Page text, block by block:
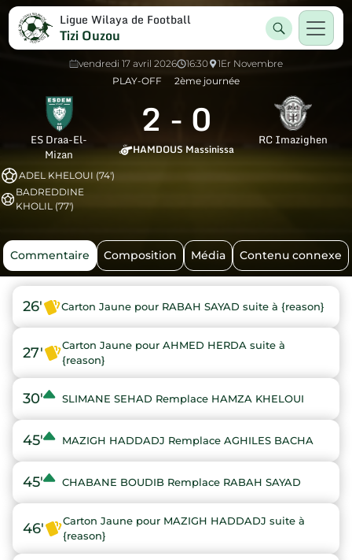
Ligue Wilaya de Football
Tizi Ouzou
vendredi 17 avril 2026 16:30
1Er Novembre
PLAY-OFF
2ème journée
ES Draa-El-
Mizan
2 - 0
HAMDOUS Massinissa
RC Imazighen
ADEL KHELOUI (74')
BADREDDINE
KHOLIL (77')
Commentaire Composition Média Contenu connexe
26' Carton Jaune pour RABAH SAYAD suite à {reason}
27'
Carton Jaune pour AHMED HERDA suite à
{reason}
30' SLIMANE SEHAD Remplace HAMZA KHELOUI
45' MAZIGH HADDADJ Remplace AGHILES BACHA
45' CHABANE BOUDIB Remplace RABAH SAYAD
46'
Carton Jaune pour MAZIGH HADDADJ suite à
{reason}